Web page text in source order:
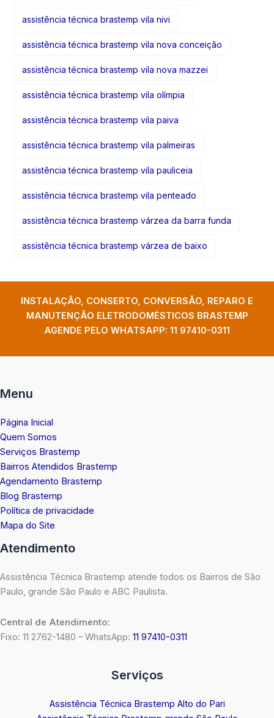
assistência técnica brastemp vila nivi
assistência técnica brastemp vila nova conceição
assistência técnica brastemp vila nova mazzei
assistência técnica brastemp vila olímpia
assistência técnica brastemp vila paiva
assistência técnica brastemp vila palmeiras
assistência técnica brastemp vila pauliceia
assistência técnica brastemp vila penteado
assistência técnica brastemp várzea da barra funda
assistência técnica brastemp várzea de baixo
INSTALAÇÃO, CONSERTO, CONVERSÃO, REPARO E
MANUTENÇÃO ELETRODOMÉSTICOS BRASTEMP
AGENDE PELO WHATSAPP: 11 97410-0311
Menu
Página Inicial
Quem Somos
Serviços Brastemp
Bairros Atendidos Brastemp
Agendamento Brastemp
Blog Brastemp
Política de privacidade
Mapa do Site
Atendimento
Assistência Técnica Brastemp atende todos os Bairros de São
Paulo, grande São Paulo e ABC Paulista.
Central de Atendimento:
Fixo: 11 2762-1480 – WhatsApp: 11 97410-0311
Serviços
Assistência Técnica Brastemp Alto do Pari